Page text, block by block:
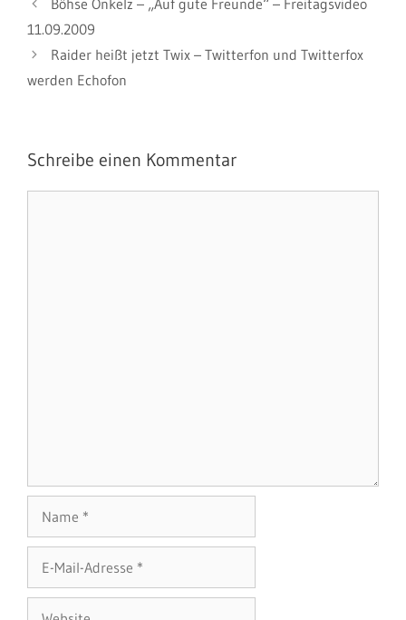
Böhse Onkelz – „Auf gute Freunde“ – Freitagsvideo
11.09.2009
Raider heißt jetzt Twix – Twitterfon und Twitterfox
werden Echofon
Schreibe einen Kommentar
Mail-
Adresse